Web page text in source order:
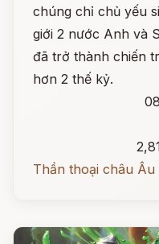
chúng chỉ chủ yếu
giới 2 nước Anh và
đã trở thành chiến
hơn 2 thế kỷ.
Thần thoại châu Âu